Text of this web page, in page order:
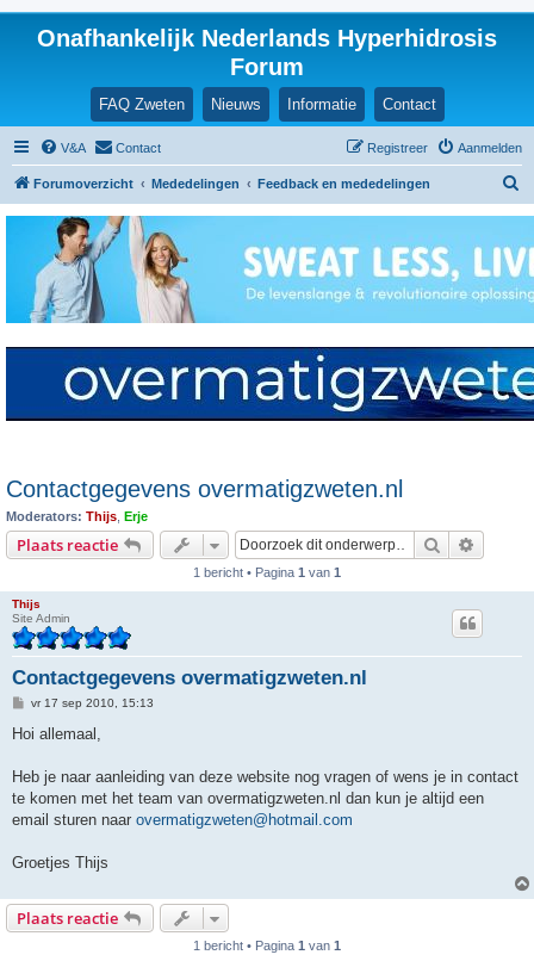
Onafhankelijk Nederlands Hyperhidrosis
Forum
FAQ Zweten Nieuws Informatie Contact
V&A Contact Aanmelden
Registreer
Forumoverzicht Mededelingen Feedback en mededelingen
k
Contactgegevens overmatigzweten.nl
Moderators: Thijs Erje
Plaats reactie Zoek
1 bericht • Pagina 1 van 1
Thijs
Site Admin
Contactgegevens overmatigzweten.nl
B
r
h
vr 17 sep 2010, 15:13
Hoi allemaal,
Heb je naar aanleiding van deze website nog vragen of wens je in contact
te komen met het team van overmatigzweten.nl dan kun je altijd een
email sturen naar overmatigzweten@hotmail.com
Groetjes Thijs
Plaats reactie
1 bericht • Pagina 1 van 1